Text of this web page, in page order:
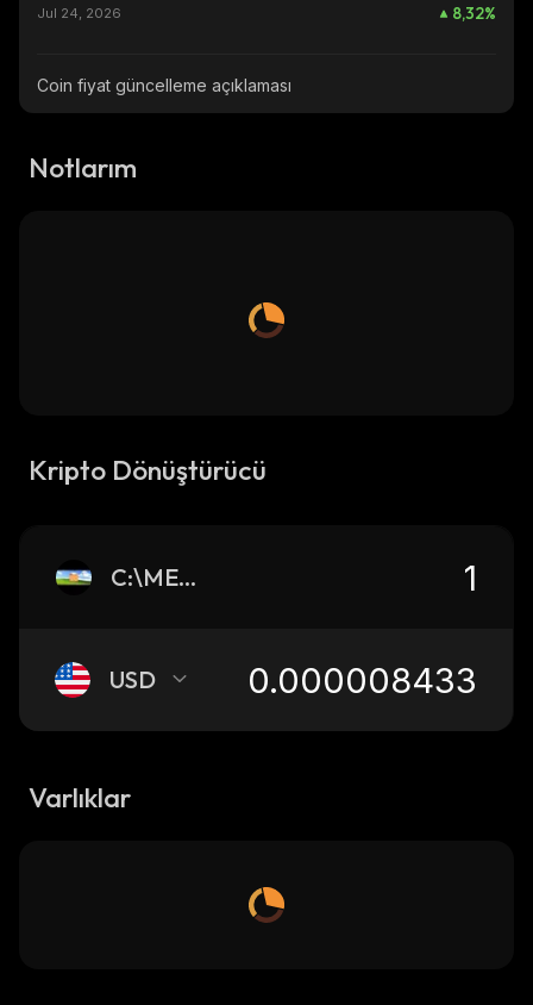
Jul 24, 2026 8,32%
Coin fiyat güncelleme açıklaması
Notlarım
Kripto Dönüştürücü
C:\MEMES
USD
Varlıklar